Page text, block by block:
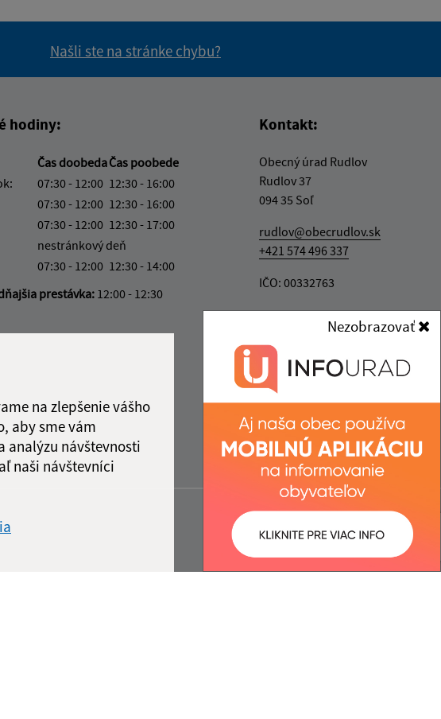
na zlepšenie vášho
aby sme vám
analýzu návštevnosti
naši návštevníci
Nezobrazovať
Našli ste na stránke chybu?
hodiny:
Čas doobedaČas poobede
07:30 - 12:00 12:30 - 16:00
07:30 - 12:00 12:30 - 16:00
07:30 - 12:00 12:30 - 17:00
nestránkový deň
07:30 - 12:00 12:30 - 14:00
prestávka: 12:00 - 12:30
Kontakt:
Obecný úrad Rudlov
Rudlov 37
094 35 Soľ
rudlov@obecrudlov.sk
+421 574 496 337
IČO: 00332763